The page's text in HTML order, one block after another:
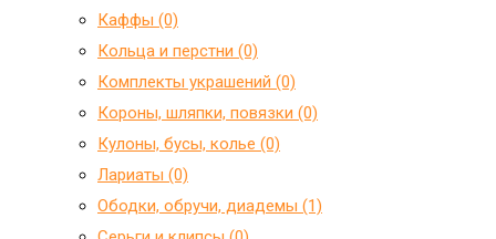
Каффы (0)
Кольца и перстни (0)
Комплекты украшений (0)
Короны, шляпки, повязки (0)
Кулоны, бусы, колье (0)
Лариаты (0)
Ободки, обручи, диадемы (1)